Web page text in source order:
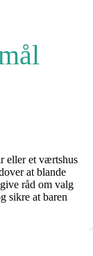
eller et værtshus
at blande
råd om valg
sikre at baren